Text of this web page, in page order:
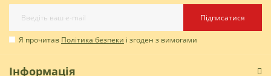
Підписатися
Я прочитав Політика безпеки і згоден з вимогами
Інформація